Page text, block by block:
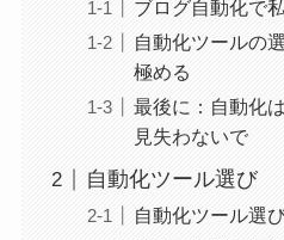
ブログ自動化で
自動化ツールの
極める
最後に：自動化
見失わないで
自動化ツール選び
自動化ツール選